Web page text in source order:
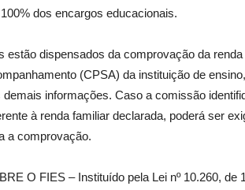
dos encargos educacionais.
estão dispensados da comprovação da
(CPSA) da instituição de
demais informações. Caso a comissão
à renda familiar declarada, poderá ser
a comprovação.
O FIES – Instituído pela Lei nº 10.260,